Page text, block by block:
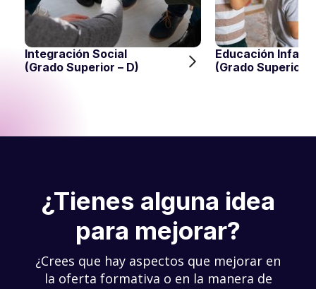
Integración Social
(Grado Superior – D)
Educación Infantil
(Grado Superior –
¿Tienes alguna idea
para mejorar?
¿Crees que hay aspectos que mejorar en
la oferta formativa o en la manera de